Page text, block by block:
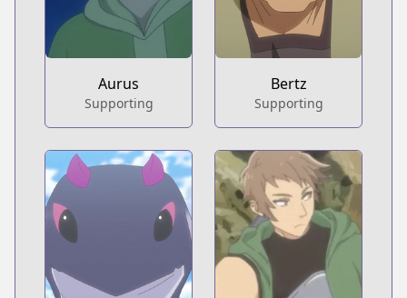
Aurus
Supporting
Bertz
Supporting